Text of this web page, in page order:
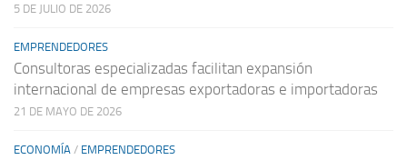
5 DE JULIO DE 2026
EMPRENDEDORES
Consultoras especializadas facilitan expansión
internacional de empresas exportadoras e importadoras
21 DE MAYO DE 2026
ECONOMÍA / EMPRENDEDORES